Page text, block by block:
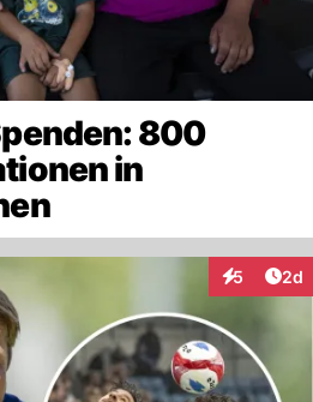
800
in
5 2d